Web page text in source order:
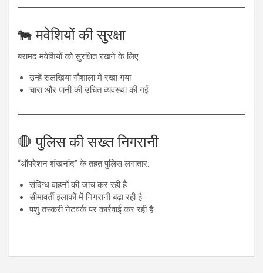
🐄 मवेशियों की सुरक्षा
बरामद मवेशियों को सुरक्षित रखने के लिए:
उन्हें सलखिया गौशाला में रखा गया
चारा और पानी की उचित व्यवस्था की गई
🛑 पुलिस की सख्त निगरानी
“ऑपरेशन शंखनांद” के तहत पुलिस लगातार:
संदिग्ध वाहनों की जांच कर रही है
सीमावर्ती इलाकों में निगरानी बढ़ा रही है
पशु तस्करी नेटवर्क पर कार्रवाई कर रही है